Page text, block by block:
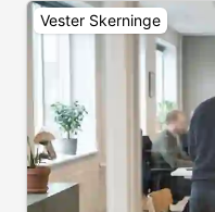
Vester Skerninge